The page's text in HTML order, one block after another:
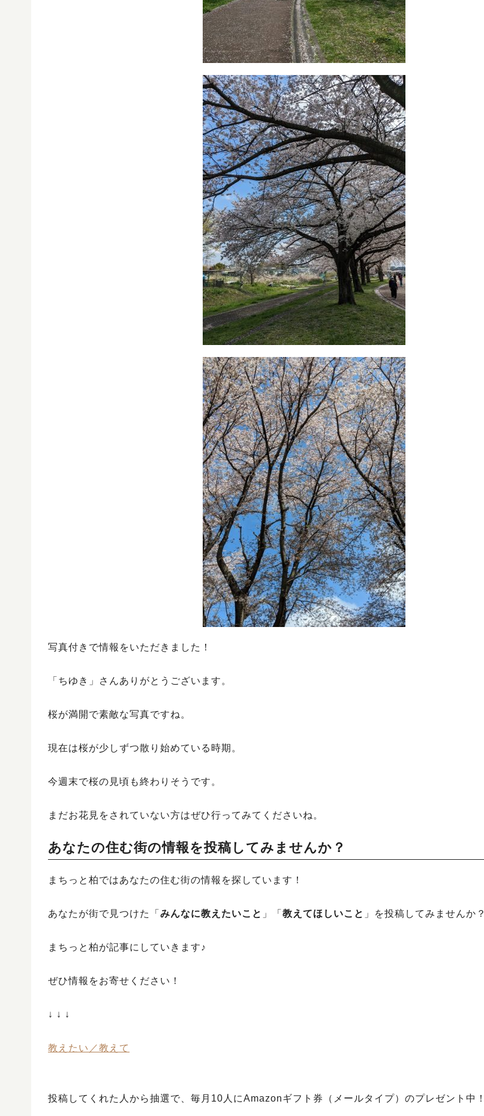
写真付きで情報をいただきました！
「ちゆき」さんありがとうございます。
桜が満開で素敵な写真ですね。
現在は桜が少しずつ散り始めている時期。
今週末で桜の見頃も終わりそうです。
まだお花見をされていない方はぜひ行ってみてくださいね。
あなたの住む街の情報を投稿してみませんか？
まちっと柏ではあなたの住む街の情報を探しています！
あなたが街で見つけた「 みんなに教えたいこと 」「 教えてほしいこと 」を投稿してみませんか？
まちっと柏が記事にしていきます♪
ぜひ情報をお寄せください！
↓ ↓ ↓
教えたい／教えて
投稿してくれた人から抽選で、毎月10人にAmazonギフト券（メールタイプ）のプレゼント中！